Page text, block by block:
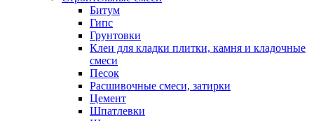
Битум
Гипс
Грунтовки
Клеи для кладки плитки, камня и кладочные
смеси
Песок
Расшивочные смеси, затирки
Цемент
Шпатлевки